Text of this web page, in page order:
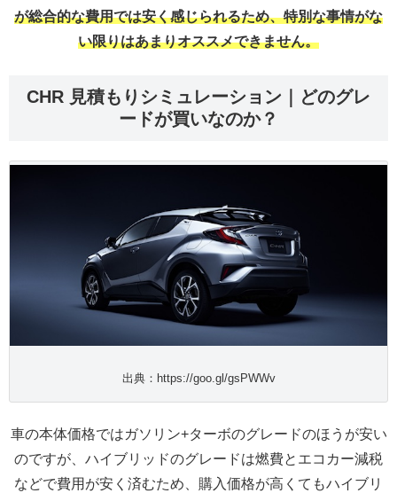
が総合的な費用では安く感じられるため、特別な事情がな
い限りはあまりオススメできません。
CHR 見積もりシミュレーション｜どのグレ
ードが買いなのか？
出典：https://goo.gl/gsPWWv
車の本体価格ではガソリン+ターボのグレードのほうが安い
のですが、ハイブリッドのグレードは燃費とエコカー減税
などで費用が安く済むため、購入価格が高くてもハイブリ